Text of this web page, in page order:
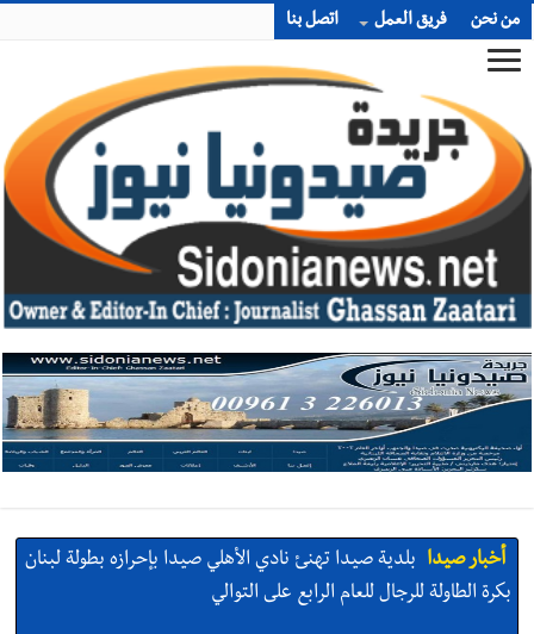
من نحن فريق العمل اتصل بنا
أخبار صيدا بلدية صيدا تهنئ نادي الأهلي صيدا بإحرازه بطولة لبنان
بكرة الطاولة للرجال للعام الرابع على التوالي